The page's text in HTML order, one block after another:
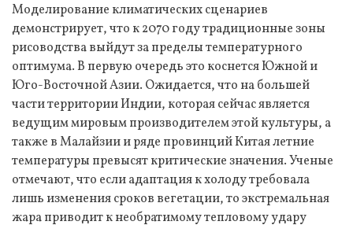
Моделирование климатических сценариев
демонстрирует, что к 2070 году традиционные зоны
рисоводства выйдут за пределы температурного
оптимума. В первую очередь это коснется Южной и
Юго-Восточной Азии. Ожидается, что на большей
части территории Индии, которая сейчас является
ведущим мировым производителем этой культуры, а
также в Малайзии и ряде провинций Китая летние
температуры превысят критические значения. Ученые
отмечают, что если адаптация к холоду требовала
лишь изменения сроков вегетации, то экстремальная
жара приводит к необратимому тепловому удару